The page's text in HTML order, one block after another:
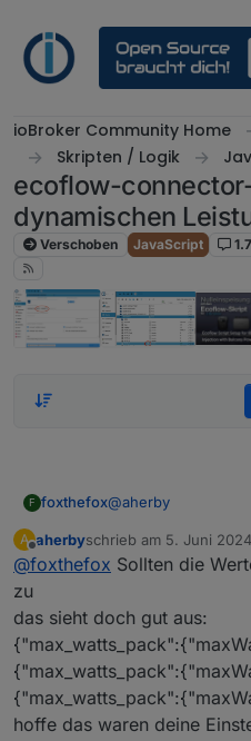
ioBroker Community Home
Skripten / Logik
ecoflow-
dynamischen
Verschoben JavaScript
F foxthefox@aherby
das sieht doch gut
hoffe das waren
A
Offline
aherbyschrieb am 5. Juni
zuletzt editiert von
@foxthefox Sollten die
zu
das sieht doch gut aus:
hoffe das waren deine